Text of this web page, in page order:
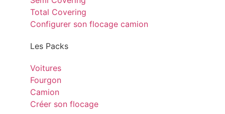
Total Covering
Configurer son flocage camion
Les Packs
Voitures
Fourgon
Camion
Créer son flocage